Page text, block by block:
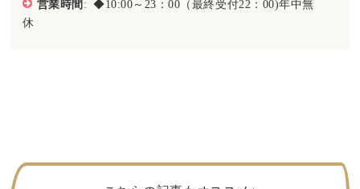
営業時間: ◆10:00～23：00（最終受付22：00)年中無
休